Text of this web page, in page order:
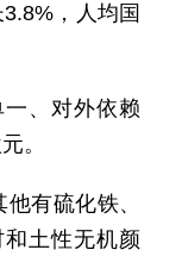
，人均国
、对外依赖
。
有硫化铁、
土性无机颜